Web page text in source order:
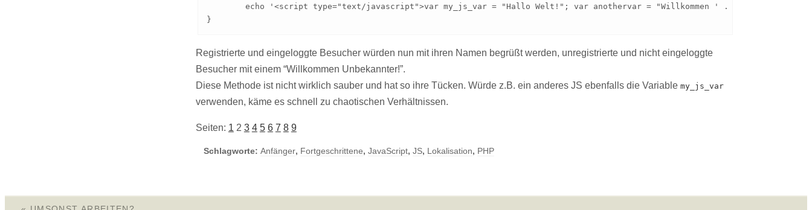
}
Registrierte und eingeloggte Besucher würden nun mit ihren Namen begrüßt werden, unregistrierte und nicht eingeloggte
Besucher mit einem “Willkommen Unbekannter!”.
Diese Methode ist nicht wirklich sauber und hat so ihre Tücken. Würde z.B. ein anderes JS ebenfalls die Variable my_js_var
verwenden, käme es schnell zu chaotischen Verhältnissen.
Seiten: 12 3 4 5 6 7 8 9
Schlagworte: Anfänger, Fortgeschrittene, JavaScript, JS, Lokalisation, PHP